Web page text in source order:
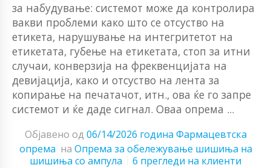
за набудување: системот може да контролира
вакви проблеми како што се отсуство на
етикета, нарушување на интегритетот на
етикетата, губење на етикетата, стоп за итни
случаи, конверзија на фреквенцијата на
девијација, како и отсуство на лента за
копирање на печатачот, итн., ова ќе го запре
системот и ќе даде сигнал. Оваа опрема ...
Објавено од 06/14/2026 година Фармацевтска
опрема на Опрема за обележување шишиња на
шишиња со ампула
6 прегледи на клиенти